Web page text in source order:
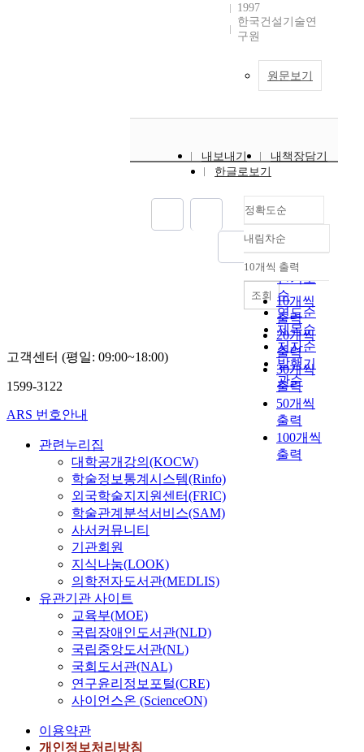
1997
한국건설기술연
구원
원문보기
내보내기
내책장담기
한글로보기
정확도순
정확도
순
인기도
순
연도순
제목순
저자순
발행기
관순
내림차순
내림차순
10개씩 출력
10개씩
출력
20개씩
출력
30개씩
출력
50개씩
출력
100개씩
출력
조회
고객센터 (평일: 09:00~18:00)
1599-3122
ARS 번호안내
관련누리집
대학공개강의(KOCW)
학술정보통계시스템(Rinfo)
외국학술지지원센터(FRIC)
학술관계분석서비스(SAM)
사서커뮤니티
기관회원
지식나눔(LOOK)
의학전자도서관(MEDLIS)
유관기관 사이트
교육부(MOE)
국립장애인도서관(NLD)
국립중앙도서관(NL)
국회도서관(NAL)
연구윤리정보포털(CRE)
사이언스온 (ScienceON)
이용약관
개인정보처리방침